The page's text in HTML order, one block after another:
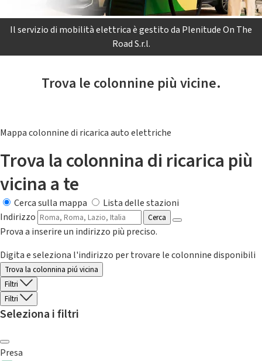
Il servizio di mobilità elettrica è gestito da Plenitude On The
Road S.r.l.
Trova le colonnine più vicine.
Mappa colonnine di ricarica auto elettriche
Trova la colonnina di ricarica più
vicina a te
Cerca sulla mappa
Lista delle stazioni
Indirizzo
Cerca
Prova a inserire un indirizzo più preciso.
Digita e seleziona l'indirizzo per trovare le colonnine disponibili
Trova la colonnina piú vicina
Filtri
Filtri
Seleziona i filtri
Presa